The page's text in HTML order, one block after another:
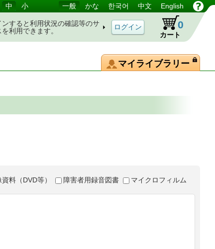
中 小 一般 かな 한국어 中文 English
ンすると利用状況の確認等のサ
利用できます。
カート
0
マイライブラリー
料（DVD等） 障害者用録音図書 マイクロフィルム